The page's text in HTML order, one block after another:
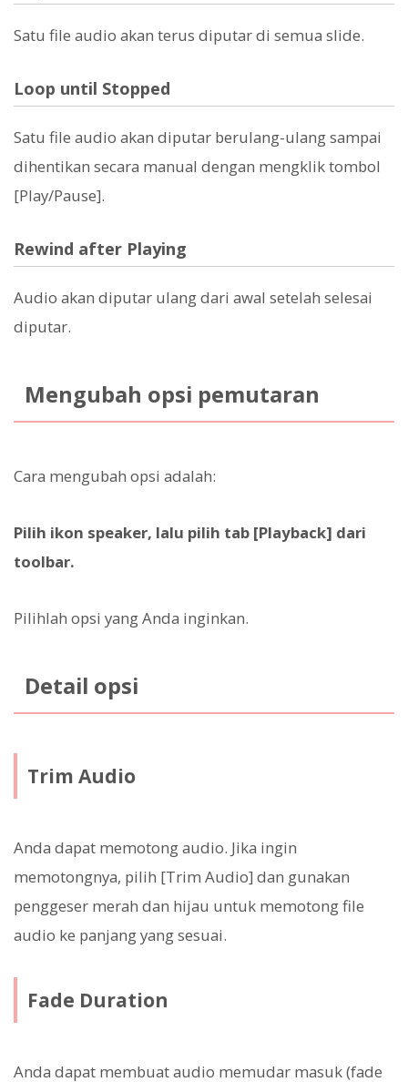
Satu file audio akan terus diputar di semua slide.
Loop until Stopped
Satu file audio akan diputar berulang-ulang sampai
dihentikan secara manual dengan mengklik tombol
[Play/Pause].
Rewind after Playing
Audio akan diputar ulang dari awal setelah selesai
diputar.
Mengubah opsi pemutaran
Cara mengubah opsi adalah:
Pilih ikon speaker, lalu pilih tab [Playback] dari
toolbar.
Pilihlah opsi yang Anda inginkan.
Detail opsi
Trim Audio
Anda dapat memotong audio. Jika ingin
memotongnya, pilih [Trim Audio] dan gunakan
penggeser merah dan hijau untuk memotong file
audio ke panjang yang sesuai.
Fade Duration
Anda dapat membuat audio memudar masuk (fade